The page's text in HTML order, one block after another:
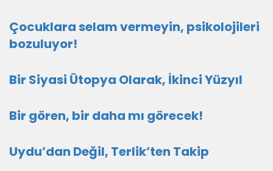
Çocuklara selam vermeyin, psikolojileri
bozuluyor!
Bir Siyasi Ütopya Olarak, İkinci Yüzyıl
Bir gören, bir daha mı görecek!
Uydu’dan Değil, Terlik’ten Takip